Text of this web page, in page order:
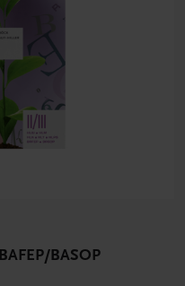
BASOP